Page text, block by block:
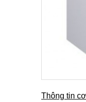
Thông tin